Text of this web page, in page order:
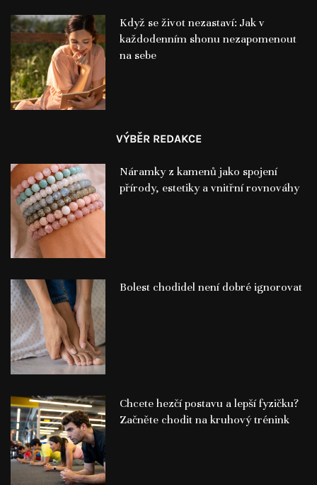
Když se život nezastaví: Jak v
každodenním shonu nezapomenout
na sebe
VÝBĚR REDAKCE
Náramky z kamenů jako spojení
přírody, estetiky a vnitřní rovnováhy
Bolest chodidel není dobré ignorovat
Chcete hezčí postavu a lepší fyzičku?
Začněte chodit na kruhový trénink